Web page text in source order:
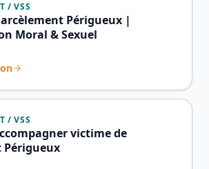
/ VSS
Périgueux |
Moral & Sexuel
/ VSS
victime de
Périgueux